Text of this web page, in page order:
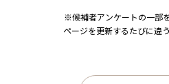
※候補者アンケートの一部
ページを更新するたびに違